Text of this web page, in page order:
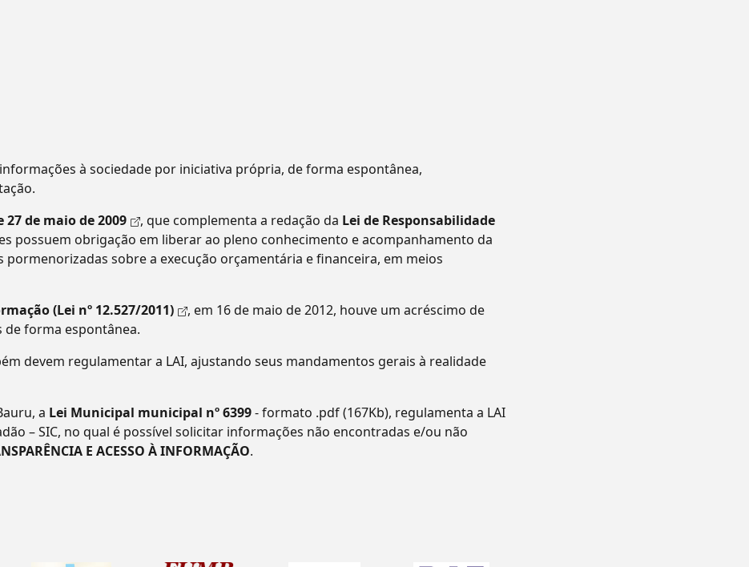
à sociedade por iniciativa própria, de forma espontânea,
de maio de 2009 , que complementa a redação da Lei de Responsabilidade
possuem obrigação em liberar ao pleno conhecimento e acompanhamento da
sobre a execução orçamentária e financeira, em meios
(Lei nº 12.527/2011)
, em 16 de maio de 2012, houve um acréscimo de
de forma espontânea.
devem regulamentar a LAI, ajustando seus mandamentos gerais à realidade
a Lei Municipal municipal nº 6399- formato .pdf (167Kb), regulamenta a LAI
– SIC, no qual é possível solicitar informações não encontradas e/ou não
E ACESSO À INFORMAÇÃO.